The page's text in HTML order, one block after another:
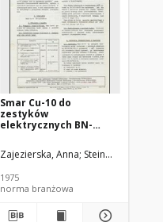
Smar Cu-10 do
zestyków
elektrycznych BN-
Zajezierska, Anna Steinmec,
1975
norma branżowa